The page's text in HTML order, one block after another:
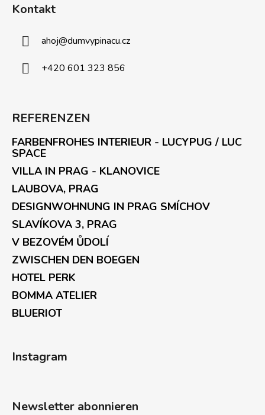
Kontakt
ahoj@dumvypinacu.cz
+420 601 323 856
REFERENZEN
FARBENFROHES INTERIEUR - LUCYPUG / LUC
SPACE
VILLA IN PRAG - KLANOVICE
LAUBOVA, PRAG
DESIGNWOHNUNG IN PRAG SMÍCHOV
SLAVÍKOVA 3, PRAG
V BEZOVÉM ŮDOLÍ
ZWISCHEN DEN BOEGEN
HOTEL PERK
BOMMA ATELIER
BLUERIOT
Instagram
Newsletter abonnieren